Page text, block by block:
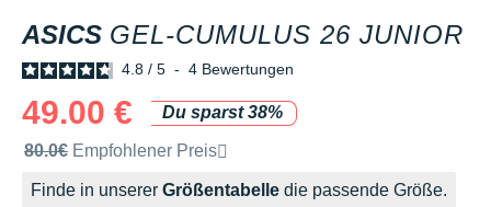
ASICS GEL-CUMULUS 26 JUNIOR
4.8 / 5 - 4 Bewertungen
49.00 €
Du sparst 38%
Unverbindliche Preisempfehlung der Marke
80.0€ Empfohlener Preis
Finde in unserer Größentabelle die passende Größe.